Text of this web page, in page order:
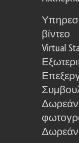
βίντεο
Virtual
Δωρεάν
Δωρεάν